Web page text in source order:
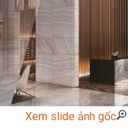
Xem slide ảnh gốc